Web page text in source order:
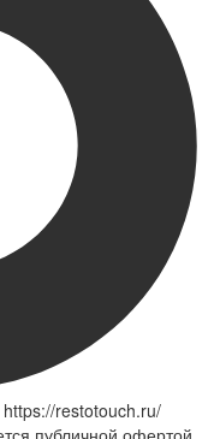
restotouch.ru/
публичной офертой,